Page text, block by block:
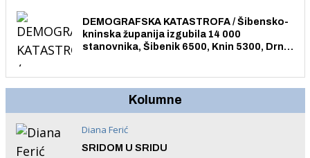
DEMOGRAFSKA KATASTROFA / Šibensko-
kninska županija izgubila 14 000
stanovnika, Šibenik 6500, Knin 5300, Drniš
Kolumne
Diana Ferić
SRIDOM U SRIDU